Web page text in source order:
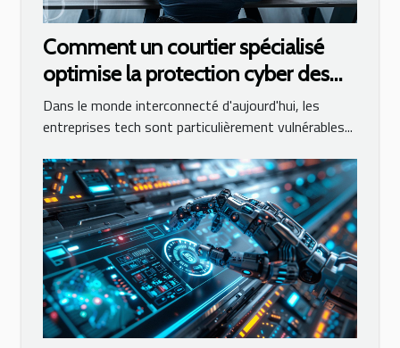
Comment un courtier spécialisé
optimise la protection cyber des
entreprises tech
Dans le monde interconnecté d'aujourd'hui, les
entreprises tech sont particulièrement vulnérables...